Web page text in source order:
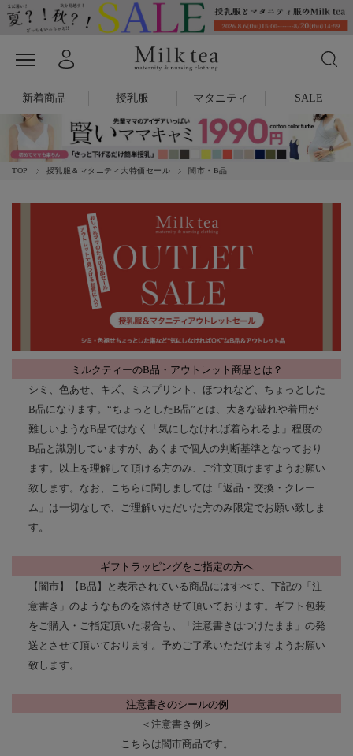
新着商品 授乳服 マタニティ SALE
TOP 授乳服＆マタニティ大特価セール 闇市・B品
ミルクティーのB品・アウトレット商品とは？
シミ、色あせ、キズ、ミスプリント、ほつれなど、ちょっとした
B品になります。“ちょっとしたB品”とは、大きな破れや着用が
難しいようなB品ではなく
「気にしなければ着られるよ」程度の
B品 と識別していますが、あくまで個人の判断基準となっており
ます。以上を理解して頂ける方のみ、ご注文頂けますようお願い
致します。なお、こちらに関しましては 「返品・交換・クレー
ム」は一切なし で、ご理解いただいた方のみ限定でお願い致しま
す。
ギフトラッピングをご指定の方へ
【闇市】【B品】と表示されている商品にはすべて、下記の「注
意書き」のようなものを添付させて頂いております。ギフト包装
をご購入・ご指定頂いた場合も、
「注意書きはつけたまま」の発
送 とさせて頂いております。予めご了承いただけますようお願い
致します。
注意書きのシールの例
＜注意書き例＞
こちらは闇市商品です。